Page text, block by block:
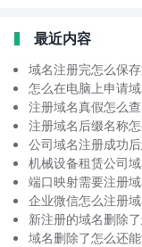
最近内容
域名注册完怎么保
怎么在电脑上申请
注册域名真假怎么查
注册域名后缀名称
公司域名注册成功
机械设备租赁公司
端口映射需要注册
企业微信怎么注册
新注册的域名删除
域名删除了怎么还